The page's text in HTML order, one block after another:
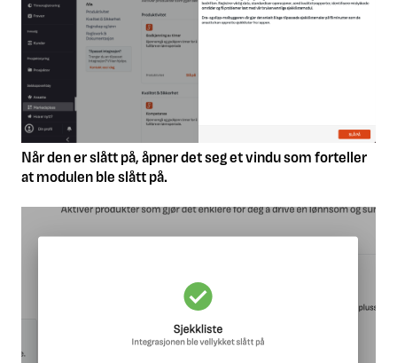
Når den er slått på, åpner det seg et vindu som forteller
at modulen ble slått på.